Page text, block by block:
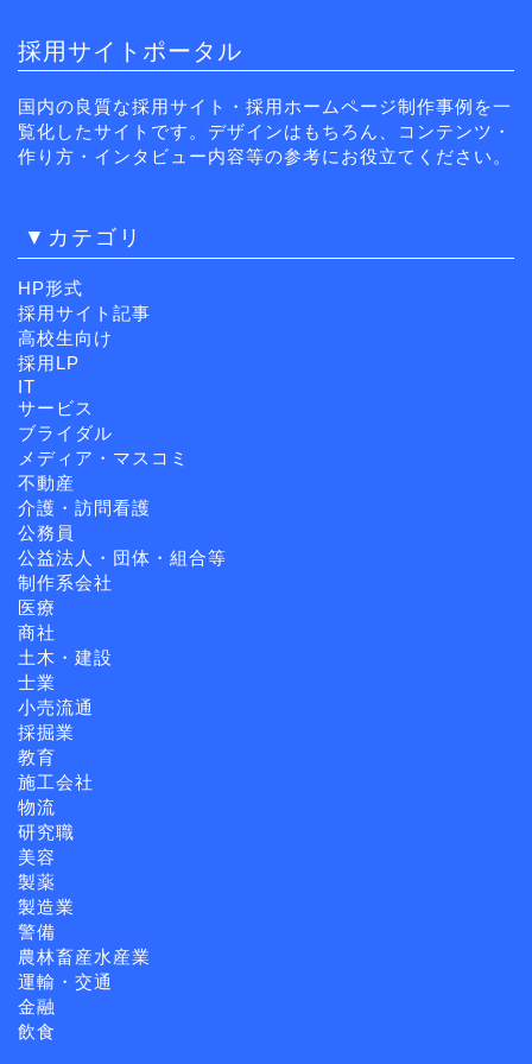
採用サイトポータル
国内の良質な採用サイト・採用ホームページ制作事例を一
覧化したサイトです。デザインはもちろん、コンテンツ・
作り方・インタビュー内容等の参考にお役立てください。
▼カテゴリ
HP形式
採用サイト記事
高校生向け
採用LP
IT
サービス
ブライダル
メディア・マスコミ
不動産
介護・訪問看護
公務員
公益法人・団体・組合等
制作系会社
医療
商社
土木・建設
士業
小売流通
採掘業
教育
施工会社
物流
研究職
美容
製薬
製造業
警備
農林畜産水産業
運輸・交通
金融
飲食